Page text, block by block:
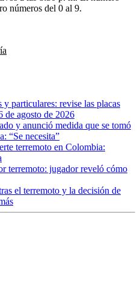
números del 0 al 9.
particulares: revise las placas
de agosto de 2026
y anunció medida que se tomó
“Se necesita”
terremoto en Colombia:
terremoto: jugador reveló cómo
el terremoto y la decisión de